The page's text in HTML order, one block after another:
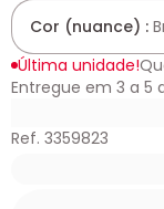
Cor (nuance) :
Última unidade!
Entregue em 3 a 5
Ref. 3359823